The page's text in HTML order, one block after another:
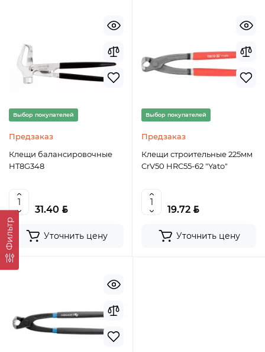
Фильтр
Выбор покупателей
Предзаказ
Клещи балансировочные
HT8G348
31.40 BYN
Уточнить цену
Выбор покупателей
Предзаказ
Клещи строительные 225мм
CrV50 HRC55-62 "Yato"
19.72 BYN
Уточнить цену